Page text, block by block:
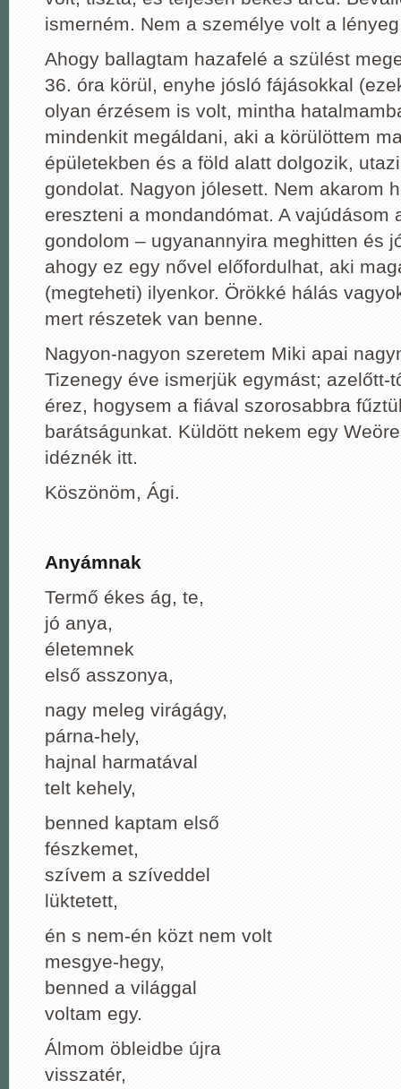
ismerném. Nem a személye volt a
Ahogy ballagtam hazafelé a szülést
36. óra körül, enyhe jósló fájásokkal
olyan érzésem is volt, mintha
mindenkit megáldani, aki a körülöttem
épületekben és a föld alatt dolgozik,
gondolat. Nagyon jólesett. Nem akarom
ereszteni a mondandómat. A vajúdásom
gondolom – ugyanannyira meghitten és
ahogy ez egy nővel előfordulhat, aki
(megteheti) ilyenkor. Örökké hálás
mert részetek van benne.
Nagyon-nagyon szeretem Miki apai
Tizenegy éve ismerjük egymást; azelőtt-
érez, hogysem a fiával szorosabbra
barátságunkat. Küldött nekem egy
idéznék itt.
Köszönöm, Ági.
Anyámnak
Termő ékes ág, te,
jó anya,
életemnek
első asszonya,
nagy meleg virágágy,
párna-hely,
hajnal harmatával
telt kehely,
benned kaptam első
fészkemet,
szívem a szíveddel
lüktetett,
én s nem-én közt nem volt
mesgye-hegy,
benned a világgal
voltam egy.
Álmom öbleidbe újra
visszatér,